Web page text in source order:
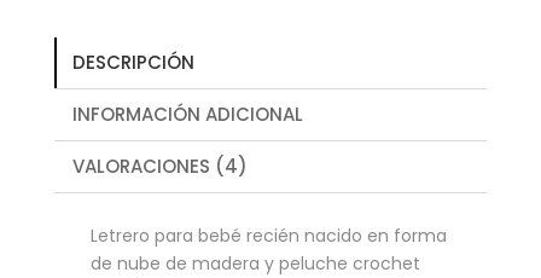
DESCRIPCIÓN
INFORMACIÓN ADICIONAL
VALORACIONES (4)
Letrero para bebé recién nacido en forma
de nube de madera y peluche crochet